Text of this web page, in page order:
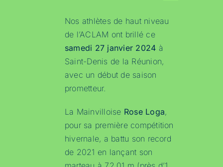
Nos athlètes de haut niveau
de l’ACLAM ont brillé ce
samedi 27 janvier 2024 à
Saint-Denis de la Réunion,
avec un début de saison
prometteur.
La Mainvilloise Rose Loga,
pour sa première compétition
hivernale, a battu son record
de 2021 en lançant son